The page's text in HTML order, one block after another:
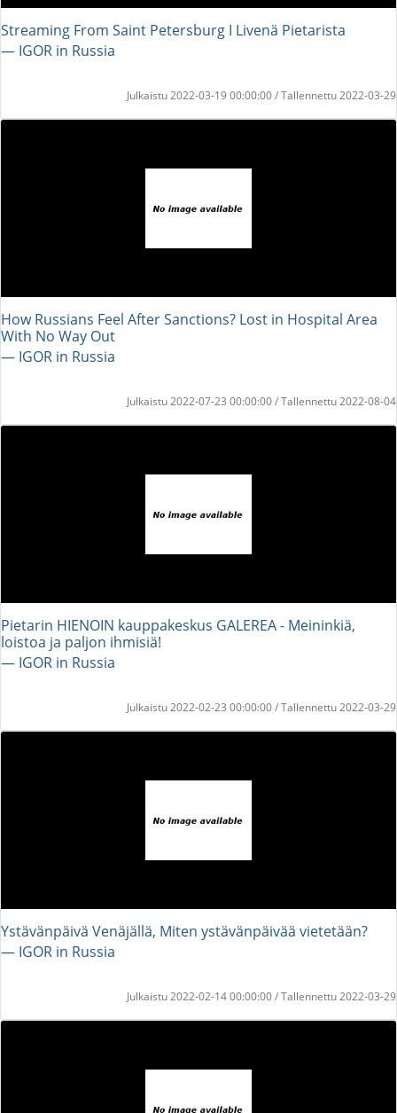
Streaming From Saint Petersburg I Livenä Pietarista
― IGOR in Russia
Julkaistu 2022-03-19 00:00:00 / Tallennettu 2022-03-29
How Russians Feel After Sanctions? Lost in Hospital Area
With No Way Out
― IGOR in Russia
Julkaistu 2022-07-23 00:00:00 / Tallennettu 2022-08-04
Pietarin HIENOIN kauppakeskus GALEREA - Meininkiä,
loistoa ja paljon ihmisiä!
― IGOR in Russia
Julkaistu 2022-02-23 00:00:00 / Tallennettu 2022-03-29
Ystävänpäivä Venäjällä, Miten ystävänpäivää vietetään?
― IGOR in Russia
Julkaistu 2022-02-14 00:00:00 / Tallennettu 2022-03-29